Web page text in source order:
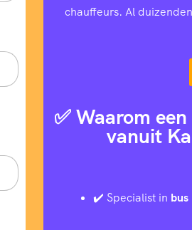
chauffeurs. Al
✅ Waarom
vanuit
✔️ Specialist in